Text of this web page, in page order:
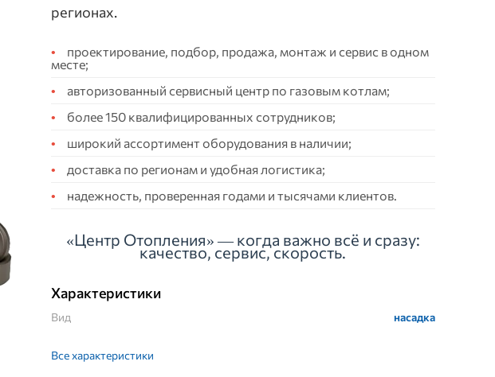
регионах.
проектирование, подбор, продажа, монтаж и сервис в одном
месте;
авторизованный сервисный центр по газовым котлам;
более 150 квалифицированных сотрудников;
широкий ассортимент оборудования в наличии;
доставка по регионам и удобная логистика;
надежность, проверенная годами и тысячами клиентов.
«Центр Отопления» — когда важно всё и сразу:
качество, сервис, скорость.
Характеристики
Вид насадка
Все характеристики